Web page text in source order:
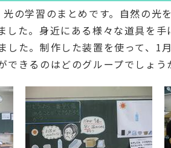
の学習のまとめです。自然の光
した。身近にある様々な道具を
した。制作した装置を使って、1
きるのはどのグループでしょう